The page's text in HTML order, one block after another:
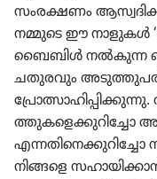
സംരക്ഷണം
നമ്മുടെ ഈ നാളുകൾ
ബൈബിൾ നൽകുന്ന
ചതുര​വും
ത്തു​ക​ളെ​ക്കു​റി​ച്ചോ
എന്നതി​നെ​ക്കു​റി​ച്ചോ
നിങ്ങളെ